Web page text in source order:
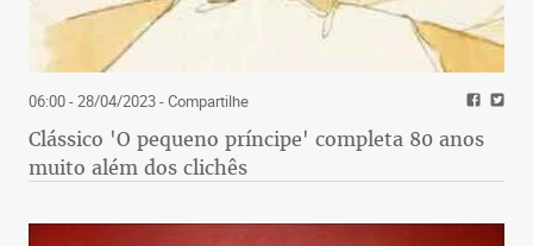
06:00 - 28/04/2023- Compartilhe
Clássico 'O pequeno príncipe' completa 80 anos
muito além dos clichês